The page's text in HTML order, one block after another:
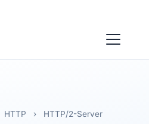
HTTP › HTTP/2-Server